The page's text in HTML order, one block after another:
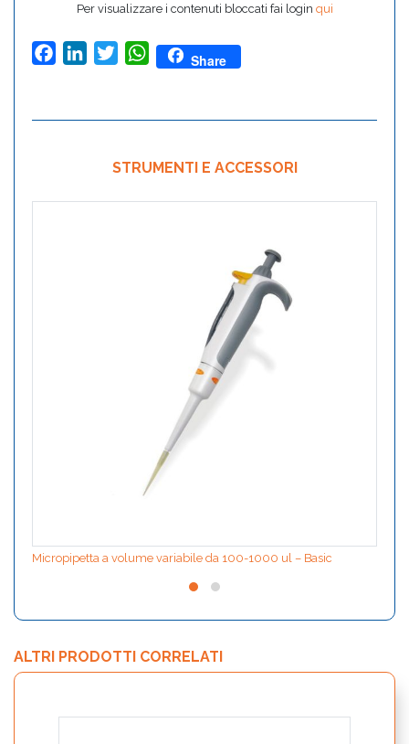
Per visualizzare i contenuti bloccati fai login qui
FacebookLinkedInTwitterWhatsApp
Share
STRUMENTI E ACCESSORI
Micropipetta a volume variabile da 100-1000 ul – Basic
ALTRI PRODOTTI CORRELATI